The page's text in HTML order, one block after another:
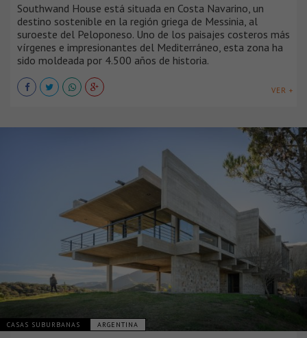
Southwand House está situada en Costa Navarino, un
destino sostenible en la región griega de Messinia, al
suroeste del Peloponeso. Uno de los paisajes costeros más
vírgenes e impresionantes del Mediterráneo, esta zona ha
sido moldeada por 4.500 años de historia.
VER +
CASAS SUBURBANAS ARGENTINA